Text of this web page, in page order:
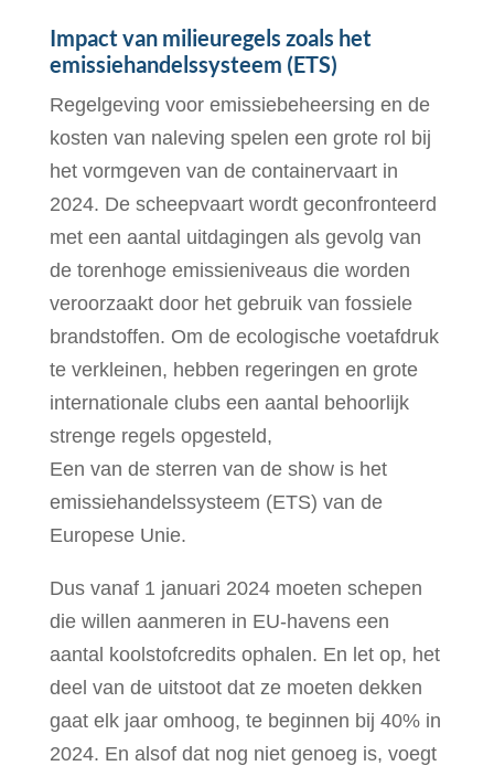
Impact van milieuregels zoals het
emissiehandelssysteem (ETS)
Regelgeving voor emissiebeheersing en de
kosten van naleving spelen een grote rol bij
het vormgeven van de containervaart in
2024. De scheepvaart wordt geconfronteerd
met een aantal uitdagingen als gevolg van
de torenhoge emissieniveaus die worden
veroorzaakt door het gebruik van fossiele
brandstoffen. Om de ecologische voetafdruk
te verkleinen, hebben regeringen en grote
internationale clubs een aantal behoorlijk
strenge regels opgesteld,
Een van de sterren van de show is het
emissiehandelssysteem (ETS) van de
Europese Unie.
Dus vanaf 1 januari 2024 moeten schepen
die willen aanmeren in EU-havens een
aantal koolstofcredits ophalen. En let op, het
deel van de uitstoot dat ze moeten dekken
gaat elk jaar omhoog, te beginnen bij 40% in
2024. En alsof dat nog niet genoeg is, voegt